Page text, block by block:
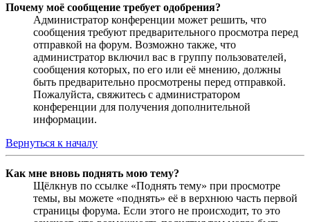
Почему моё сообщение требует одобрения?
Администратор конференции может решить, что
сообщения требуют предварительного просмотра перед
отправкой на форум. Возможно также, что
администратор включил вас в группу пользователей,
сообщения которых, по его или её мнению, должны
быть предварительно просмотрены перед отправкой.
Пожалуйста, свяжитесь с администратором
конференции для получения дополнительной
информации.
Вернуться к началу
Как мне вновь поднять мою тему?
Щёлкнув по ссылке «Поднять тему» при просмотре
темы, вы можете «поднять» её в верхнюю часть первой
страницы форума. Если этого не происходит, то это